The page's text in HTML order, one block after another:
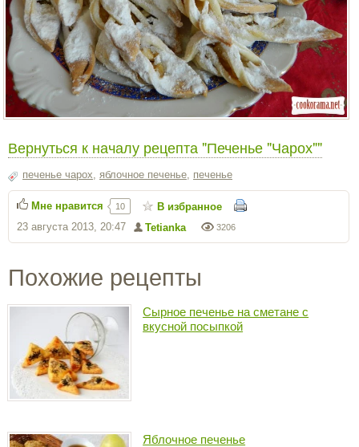
Вернуться к началу рецепта "Печенье "Чарох""
печенье чарох, яблочное печенье, печенье
3206
Tetianka
23 августа 2013, 20:47
Мне нравится 10 В избранное
Похожие рецепты
Сырное печенье на сметане с
вкусной посыпкой
Яблочное печенье